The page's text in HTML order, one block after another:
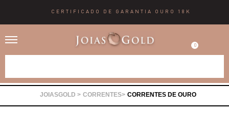
CERTIFICADO DE GARANTIA OURO 18K
0
CORRENTES CORRENTES DE OURO